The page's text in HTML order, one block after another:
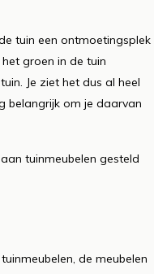
tuin een ontmoetingsplek
groen in de tuin
Je ziet het dus al heel
belangrijk om je daarvan
tuinmeubelen gesteld
de meubelen